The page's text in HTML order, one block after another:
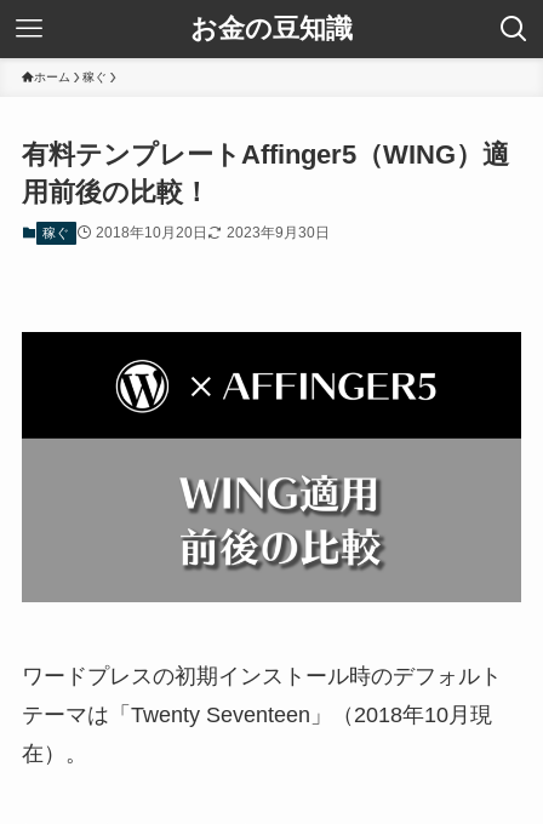
お金の豆知識
ホーム 稼ぐ
有料テンプレートAffinger5（WING）適
用前後の比較！
稼ぐ 2018年10月20日 2023年9月30日
ワードプレスの初期インストール時のデフォルト
テーマは「Twenty Seventeen」（2018年10月現
在）。